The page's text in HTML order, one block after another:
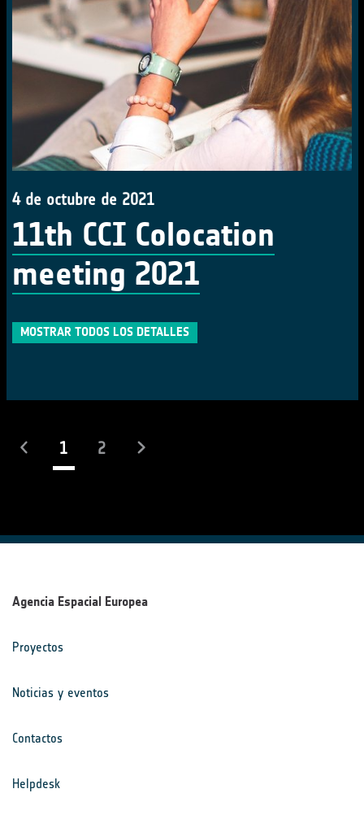
4 de octubre de 2021
11th CCI Colocation
meeting 2021
MOSTRAR TODOS LOS DETALLES
1(actual)
2
Agencia Espacial Europea
Proyectos
Noticias y eventos
Contactos
Helpdesk